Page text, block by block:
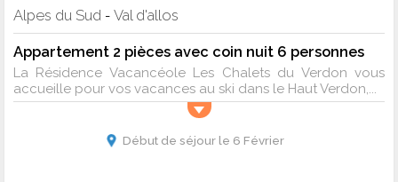
Alpes du Sud - Val d'allos
Appartement 2 pièces avec coin nuit 6 personnes
La Résidence Vacancéole Les Chalets du Verdon vous
accueille pour vos vacances au ski dans le Haut Verdon,...
Début de séjour le 6 Février